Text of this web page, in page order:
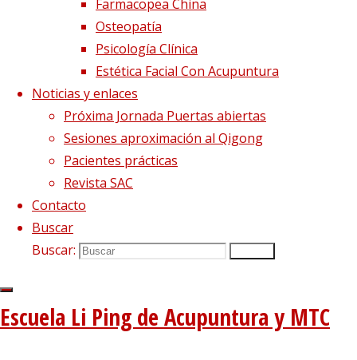
Farmacopea China
Osteopatía
Psicología Clínica
Estética Facial Con Acupuntura
Noticias y enlaces
Próxima Jornada Puertas abiertas
Sesiones aproximación al Qigong
Pacientes prácticas
Revista SAC
Contacto
Buscar
Buscar:
Escuela Li Ping de Acupuntura y MTC